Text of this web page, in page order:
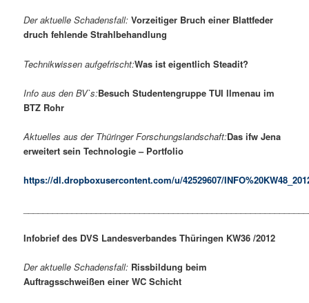
Der aktuelle Schadensfall:Vorzeitiger Bruch einer Blattfeder
druch fehlende Strahlbehandlung
Technikwissen aufgefrischt:Was ist eigentlich Steadit?
Info aus den BV`s:Besuch Studentengruppe TUI llmenau im
BTZ Rohr
Aktuelles aus der Thüringer Forschungslandschaft:Das ifw Jena
erweitert sein Technologie – Portfolio
https://dl.dropboxusercontent.com/u/42529607/
Infobrief des DVS Landesverbandes Thüringen KW36 /2012
Der aktuelle Schadensfall: Rissbildung beim
Auftragsschweißen einer WC Schicht